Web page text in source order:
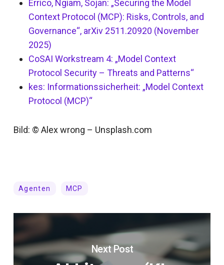
Errico, Ngiam, Sojan: „Securing the Model
Context Protocol (MCP): Risks, Controls, and
Governance“, arXiv 2511.20920 (November
2025)
CoSAI Workstream 4: „Model Context
Protocol Security – Threats and Patterns“
kes: Informationssicherheit: „Model Context
Protocol (MCP)“
Bild: © Alex wrong – Unsplash.com
Agenten MCP
Next Post